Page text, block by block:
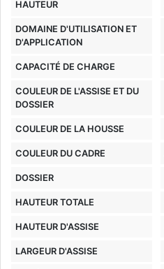
HAUTEUR
DOMAINE D'UTILISATION ET
D'APPLICATION
CAPACITÉ DE CHARGE
COULEUR DE L'ASSISE ET DU
DOSSIER
COULEUR DE LA HOUSSE
COULEUR DU CADRE
DOSSIER
HAUTEUR TOTALE
HAUTEUR D'ASSISE
LARGEUR D'ASSISE